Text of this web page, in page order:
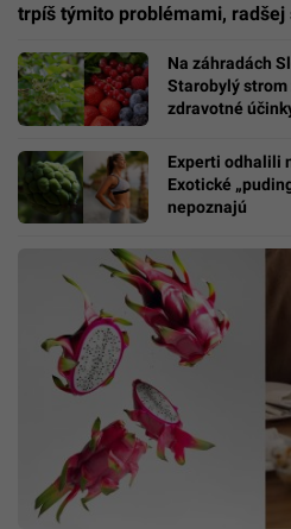
trpíš týmito problémami, radšej
Na záhradách
Starobylý strom
zdravotné
Experti odhalili
Exotické
nepoznajú